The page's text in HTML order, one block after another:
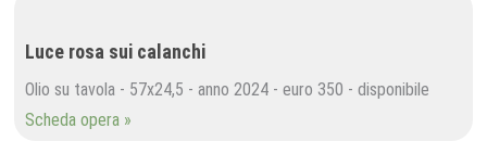
Luce rosa sui calanchi
Olio su tavola - 57x24,5 - anno 2024 - euro 350 - disponibile
Scheda opera »